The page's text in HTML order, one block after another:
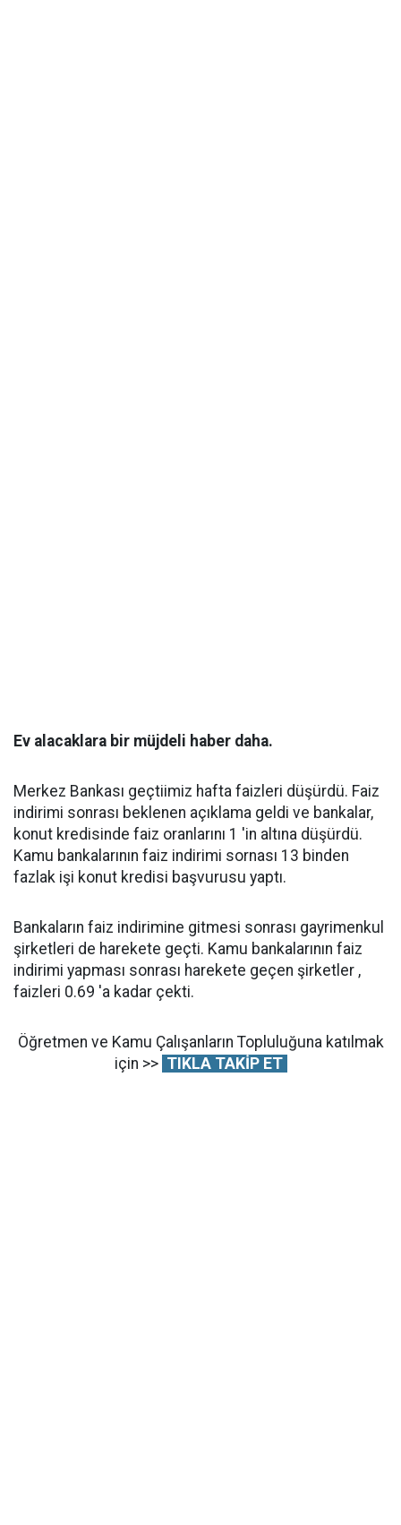
Ev alacaklara bir müjdeli haber daha.
Merkez Bankası geçtiimiz hafta faizleri düşürdü. Faiz
indirimi sonrası beklenen açıklama geldi ve bankalar,
konut kredisinde faiz oranlarını 1 'in altına düşürdü.
Kamu bankalarının faiz indirimi sornası 13 binden
fazlak işi konut kredisi başvurusu yaptı.
Bankaların faiz indirimine gitmesi sonrası gayrimenkul
şirketleri de harekete geçti. Kamu bankalarının faiz
indirimi yapması sonrası harekete geçen şirketler ,
faizleri 0.69 'a kadar çekti.
Öğretmen ve Kamu Çalışanların Topluluğuna katılmak
için >> TIKLA TAKİP ET